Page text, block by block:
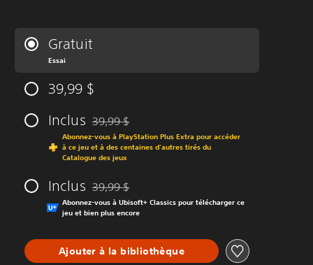
Gratuit
Essai
39,99 $
Inclus Remise par rapport au prix d'origine de 39,99 $
39,99 $
Abonnez-vous à PlayStation Plus Extra pour accéder
à ce jeu et à des centaines d'autres tirés du
Catalogue des jeux
Inclus Remise par rapport au prix d'origine de 39,99 $
39,99 $
Abonnez-vous à Ubisoft+ Classics pour télécharger ce
jeu et bien plus encore
Ajouter à la bibliothèque